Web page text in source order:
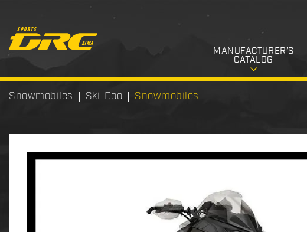
MANUFACTURER’S
CATALOG
Snowmobiles Ski-Doo Snowmobiles